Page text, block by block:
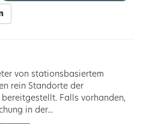
von stationsbasiertem
rein Standorte der
Falls vorhanden,
in der...